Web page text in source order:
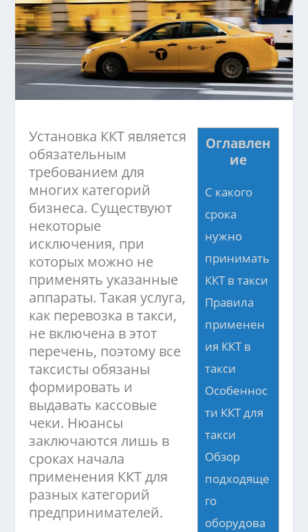
Оглавлен
ие
С какого
срока
нужно
принимать
ККТ в такси
Правила
применен
ия ККТ в
такси
Особеннос
ти ККТ для
такси
Обзор
подходяще
го
оборудова
Установка ККТ является
обязательным
требованием для
многих категорий
бизнеса. Существуют
некоторые
исключения, при
которых можно не
применять указанные
аппараты. Такая услуга,
как перевозка в такси,
не включена в этот
перечень, поэтому все
таксисты обязаны
формировать и
выдавать кассовые
чеки. Нюансы
заключаются лишь в
сроках начала
применения ККТ для
разных категорий
предпринимателей.